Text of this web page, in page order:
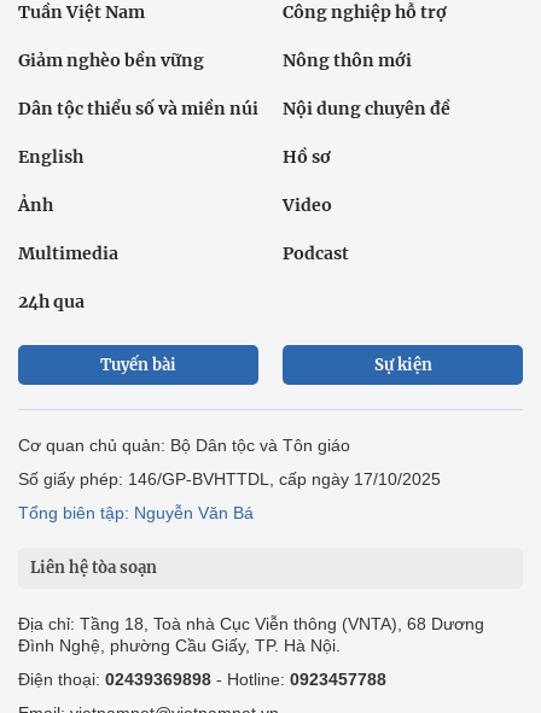
Tuần Việt Nam Công nghiệp hỗ trợ
Giảm nghèo bền vững Nông thôn mới
Dân tộc thiểu số và miền núi Nội dung chuyên đề
English Hồ sơ
Ảnh Video
Multimedia Podcast
24h qua
Tuyến bài Sự kiện
Cơ quan chủ quản: Bộ Dân tộc và Tôn giáo
Số giấy phép: 146/GP-BVHTTDL, cấp ngày 17/10/2025
Tổng biên tập: Nguyễn Văn Bá
Liên hệ tòa soạn
Địa chỉ: Tầng 18, Toà nhà Cục Viễn thông (VNTA), 68 Dương
Đình Nghệ, phường Cầu Giấy, TP. Hà Nội.
Điện thoại: 02439369898 - Hotline: 0923457788